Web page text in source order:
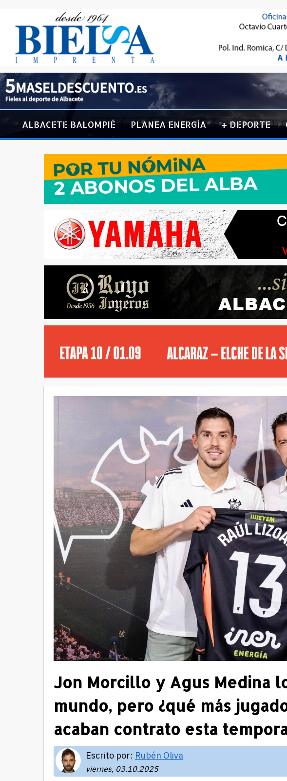
ALBACETE BALOMPIÉ PLANEA ENERGÍA + DEPORTE
Jon Morcillo y Agus Medina
mundo, pero ¿qué más
acaban contrato esta
Escrito por: Rubén Oliva
viernes, 03.10.2025